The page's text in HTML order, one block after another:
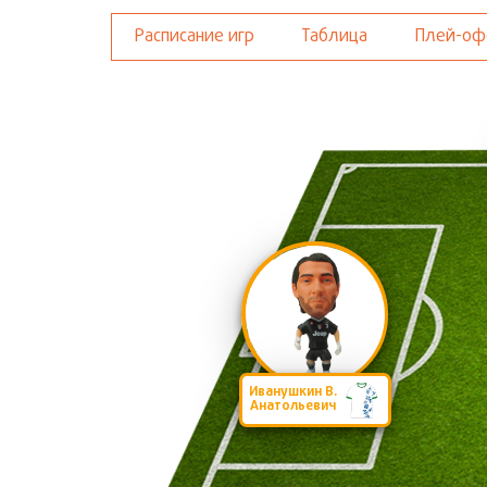
Расписание игр Таблица Плей-
Иванушкин В.
Анатольевич